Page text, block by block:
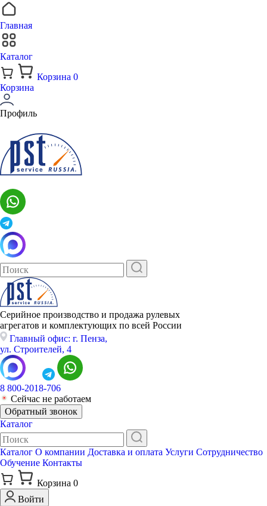
Главная
Каталог
Корзина 0
Корзина
Профиль
Серийное производство и продажа рулевых
агрегатов и комплектующих по всей России
Главный офис: г. Пенза,
ул. Строителей, 4
8 800-2018-706
Сейчас не работаем
Обратный звонок
Каталог
Каталог О компании Доставка и оплата Услуги Сотрудничество
Обучение Контакты
Корзина 0
Войти